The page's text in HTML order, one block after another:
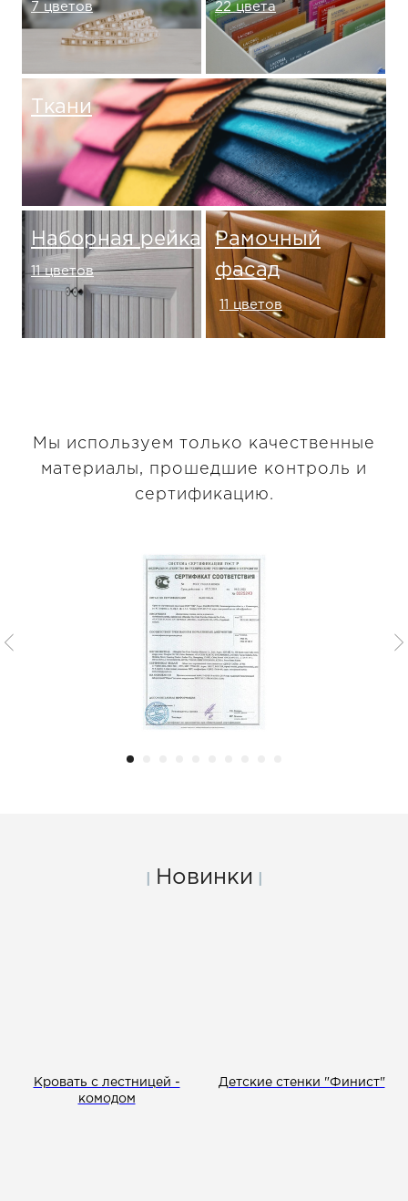
7 цветов 22 цвета
Ткани
11 цветов
Рамочный
фасад
11 цветов
Наборная рейка
Мы используем только качественные
материалы, прошедшие контроль и
сертификацию.
Новинки
Кровать с лестницей -
комодом
Детские стенки "Финист"